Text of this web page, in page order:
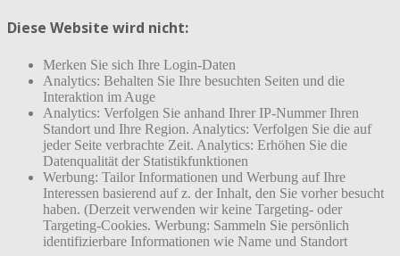
Diese Website wird nicht:
Merken Sie sich Ihre Login-Daten
Analytics: Behalten Sie Ihre besuchten Seiten und die
Interaktion im Auge
Analytics: Verfolgen Sie anhand Ihrer IP-Nummer Ihren
Standort und Ihre Region. Analytics: Verfolgen Sie die auf
jeder Seite verbrachte Zeit. Analytics: Erhöhen Sie die
Datenqualität der Statistikfunktionen
Werbung: Tailor Informationen und Werbung auf Ihre
Interessen basierend auf z. der Inhalt, den Sie vorher besucht
haben. (Derzeit verwenden wir keine Targeting- oder
Targeting-Cookies. Werbung: Sammeln Sie persönlich
identifizierbare Informationen wie Name und Standort